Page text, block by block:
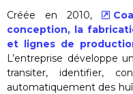
Créée en 2010,
conception, la
et lignes de
L’entreprise développe
transiter, identifier,
automatiquement des